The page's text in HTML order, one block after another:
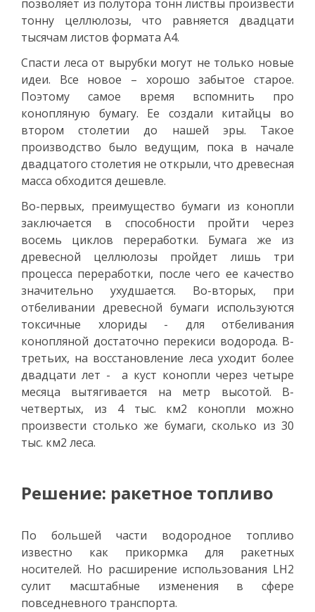
позволяет из полутора тонн листвы произвести
тонну целлюлозы, что равняется двадцати
тысячам листов формата А4.
Спасти леса от вырубки могут не только новые
идеи. Все новое – хорошо забытое старое.
Поэтому самое время вспомнить про
конопляную бумагу. Ее создали китайцы во
втором столетии до нашей эры. Такое
производство было ведущим, пока в начале
двадцатого столетия не открыли, что древесная
масса обходится дешевле.
Во-первых, преимущество бумаги из конопли
заключается в способности пройти через
восемь циклов переработки. Бумага же из
древесной целлюлозы пройдет лишь три
процесса переработки, после чего ее качество
значительно ухудшается. Во-вторых, при
отбеливании древесной бумаги используются
токсичные хлориды - для отбеливания
конопляной достаточно перекиси водорода. В-
третьих, на восстановление леса уходит более
двадцати лет - а куст конопли через четыре
месяца вытягивается на метр высотой. В-
четвертых, из 4 тыс. км2 конопли можно
произвести столько же бумаги, сколько из 30
тыс. км2 леса.
Решение: ракетное топливо
По большей части водородное топливо
известно как прикормка для ракетных
носителей. Но расширение использования LH2
сулит масштабные изменения в сфере
повседневного транспорта.